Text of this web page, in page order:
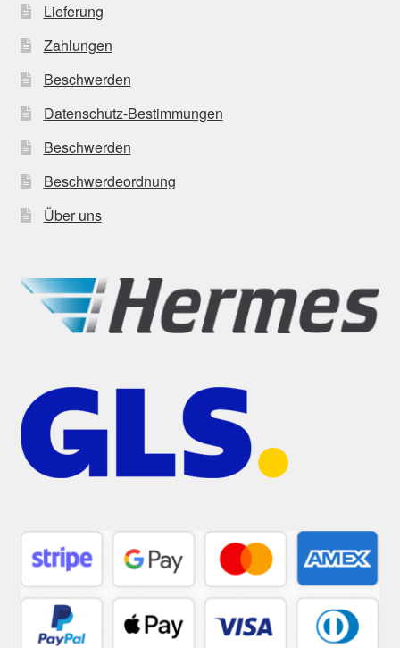
Lieferung
Zahlungen
Beschwerden
Datenschutz-Bestimmungen
Beschwerden
Beschwerdeordnung
Über uns